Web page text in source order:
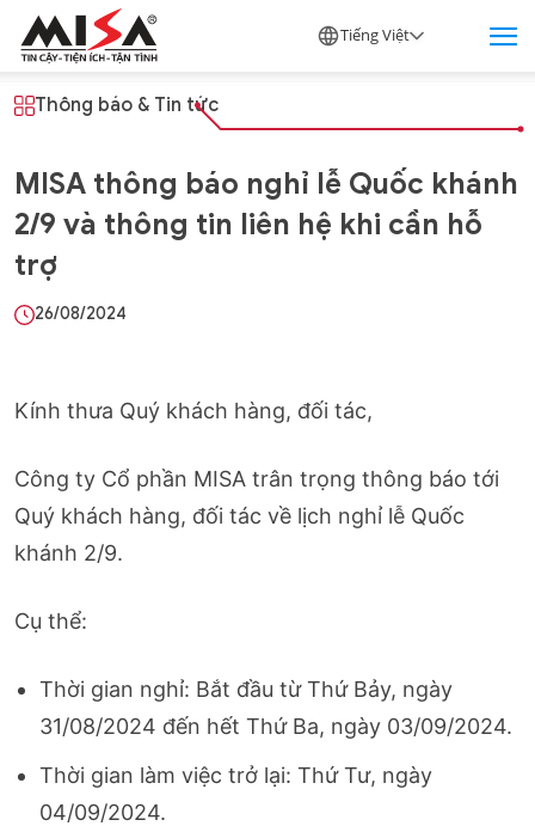
Tiếng Việt
Thông báo & Tin tức
MISA thông báo nghỉ lễ Quốc khánh
2/9 và thông tin liên hệ khi cần hỗ
trợ
26/08/2024
Kính thưa Quý khách hàng, đối tác,
Công ty Cổ phần MISA trân trọng thông báo tới
Quý khách hàng, đối tác về lịch nghỉ lễ Quốc
khánh 2/9.
Cụ thể:
Thời gian nghỉ: Bắt đầu từ Thứ Bảy, ngày
31/08/2024 đến hết Thứ Ba, ngày 03/09/2024.
Thời gian làm việc trở lại: Thứ Tư, ngày
04/09/2024.